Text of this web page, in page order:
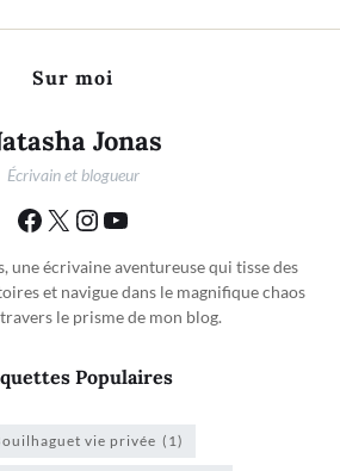
Sur moi
Jonas
Écrivain et blogueur
une écrivaine aventureuse qui tisse des
et navigue dans le magnifique chaos
le prisme de mon blog.
Populaires
vie privée (1)